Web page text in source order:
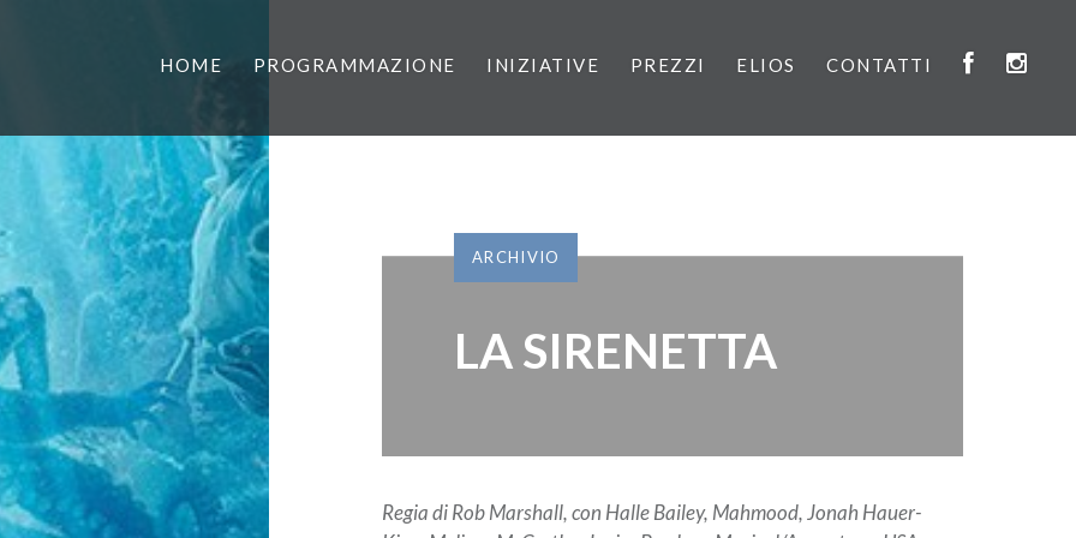
HOME PROGRAMMAZIONE INIZIATIVE PREZZI ELIOS CONTATTI
ARCHIVIO
LA SIRENETTA
Regia di Rob Marshall, con Halle Bailey, Mahmood, Jonah Hauer-